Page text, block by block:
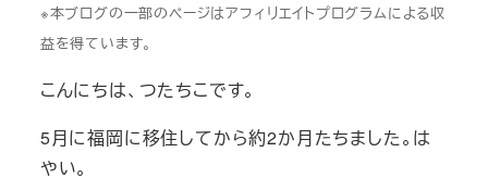
※本ブログの一部のページはアフィリエイトプログラムによる収
益を得ています。
こんにちは、つたちこです。
5月に福岡に移住してから約2か月たちました。は
やい。